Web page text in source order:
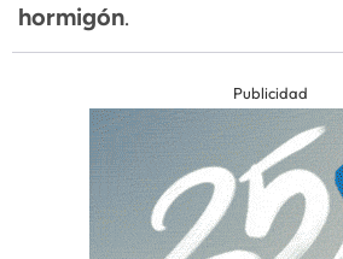
hormigón.
Publicidad